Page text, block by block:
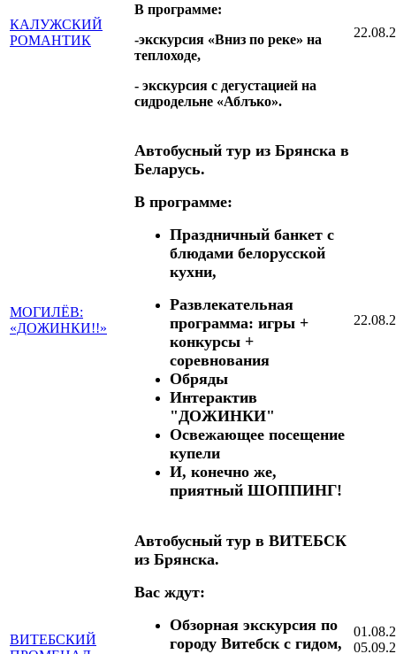
КАЛУЖСКИЙ
РОМАНТИК
В программе:
-экскурсия «Вниз по реке» на
теплоходе,
- экскурсия с дегустацией на
сидродельне «Аблъко».
МОГИЛЁВ:
«ДОЖИНКИ!!»
Автобусный тур из Брянска в
Беларусь.
В программе:
Праздничный банкет с
блюдами белорусской
кухни,
Развлекательная
программа: игры +
конкурсы +
соревнования
Обряды
Интерактив
"ДОЖИНКИ"
Освежающее посещение
купели
И, конечно же,
приятный ШОППИНГ!
ВИТЕБСКИЙ
Автобусный тур в ВИТЕБСК
из Брянска.
Вас ждут:
Обзорная экскурсия по
городу Витебск с гидом,